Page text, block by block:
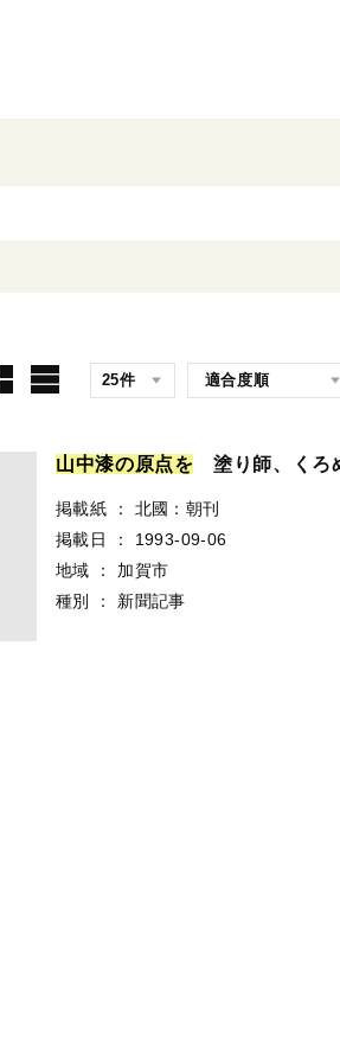
山中漆の原点を 塗り師、くろ
掲載紙 ：
北國：朝刊
掲載日
：
1993-09-06
地域
：
加賀市
種別
： 新聞記事